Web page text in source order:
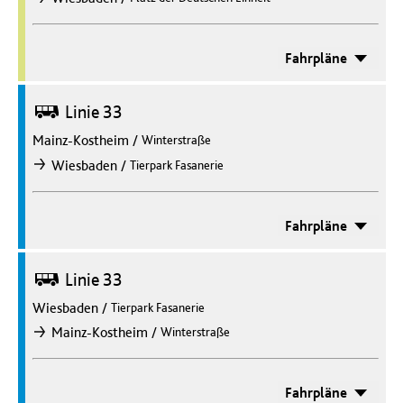
Fahrpläne
Bus Linie 33
Mainz-Kostheim / Winterstraße
nachWiesbaden / Tierpark Fasanerie
Fahrpläne
Bus Linie 33
Wiesbaden / Tierpark Fasanerie
nachMainz-Kostheim / Winterstraße
Fahrpläne